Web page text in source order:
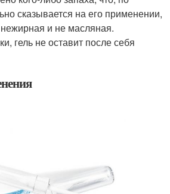
сказывается на его применении,
нежирная и не масляная.
гель не оставит после себя